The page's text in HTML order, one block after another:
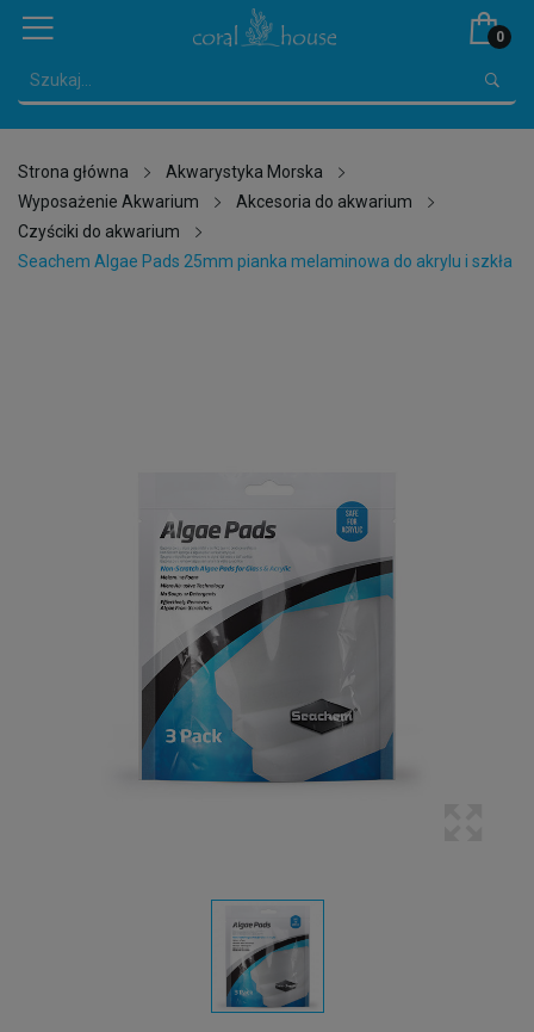
0
Strona główna
Akwarystyka Morska
Wyposażenie Akwarium
Akcesoria do akwarium
Czyściki do akwarium
Seachem Algae Pads 25mm pianka melaminowa do akrylu i szkła